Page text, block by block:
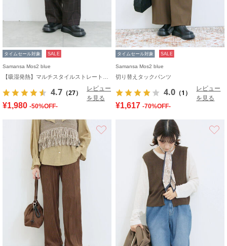
タイムセール対象 SALE
Samansa Mos2 blue
4.7 （27）
レビュー
を見る
¥1,980 -50%OFF-
タイムセール対象 SALE
Samansa Mos2 blue
切り替えタックパンツ
4.0 （1）
レビュー
を見る
¥1,617 -70%OFF-